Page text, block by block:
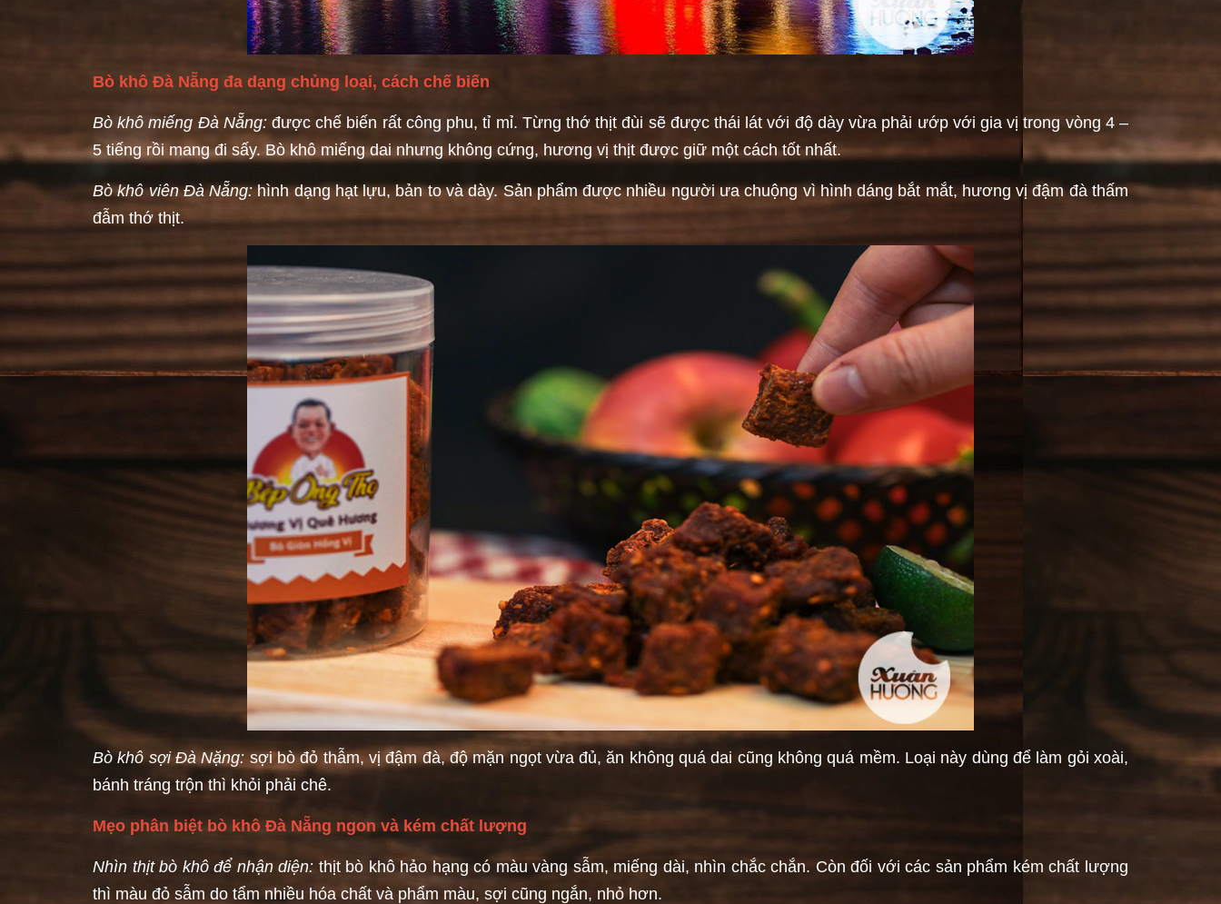
Bò khô Đà Nẵng đa dạng chủng loại, cách chế biến
Bò khô miếng Đà Nẵng:được chế biến rất công phu, tỉ mỉ. Từng thớ thịt đùi sẽ được thái lát với độ dày vừa phải ướp với gia vị trong vòng 4 –
5 tiếng rồi mang đi sấy. Bò khô miếng dai nhưng không cứng, hương vị thịt được giữ một cách tốt nhất.
Bò khô viên Đà Nẵng:hình dạng hạt lựu, bản to và dày. Sản phẩm được nhiều người ưa chuộng vì hình dáng bắt mắt, hương vị đậm đà thấm
đẫm thớ thịt.
Bò khô sợi Đà Nặng:sợi bò đỏ thẫm, vị đậm đà, độ mặn ngọt vừa đủ, ăn không quá dai cũng không quá mềm. Loại này dùng để làm gỏi xoài,
bánh tráng trộn thì khỏi phải chê.
Mẹo phân biệt bò khô Đà Nẵng ngon và kém chất lượng
Nhìn thịt bò khô để nhận diện: thịt bò khô hảo hạng có màu vàng sẫm, miếng dài, nhìn chắc chắn. Còn đối với các sản phẩm kém chất lượng
thì màu đỏ sẫm do tẩm nhiều hóa chất và phẩm màu, sợi cũng ngắn, nhỏ hơn.